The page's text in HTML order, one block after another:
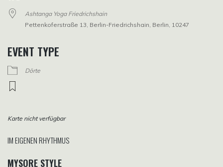
Ashtanga Yoga Friedrichshain
Pettenkoferstraße 13, Berlin-Friedrichshain, Berlin, 10247
EVENT TYPE
Dörte
Karte nicht verfügbar
IM EIGENEN RHYTHMUS
MYSORE STYLE